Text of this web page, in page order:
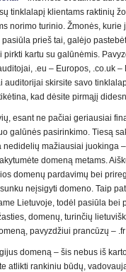
tinklalapį klientams raktinių
norimo turinio. Žmonės, kurie
prieš tai, galėjo
pirkti kartu su galūnėmis.
.eu – Europos, .co.uk
auditorijai skirsite savo
kad dėsite pirmąjį
esant ne pačiai geriausiai
galūnės pasirinkimo. Tiesą
nedidelių mažiausiai juokinga
domeną metams.
domenų pardavimų bei
neįsigyti domeno. Taip
Lietuvoje, todėl pasiūla bei
domenų, turinčių
pavyzdžiui prancūzų –
domeną – šis nebus iš
atlikti rankiniu būdų,